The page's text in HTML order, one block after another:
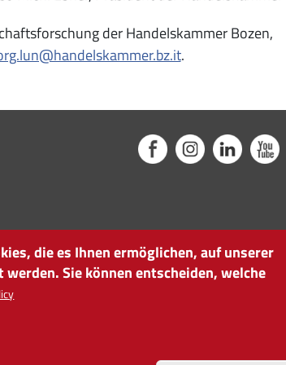
der Handelskammer Bozen,
.
die es Ihnen ermöglichen, auf unserer
Sie können entscheiden, welche